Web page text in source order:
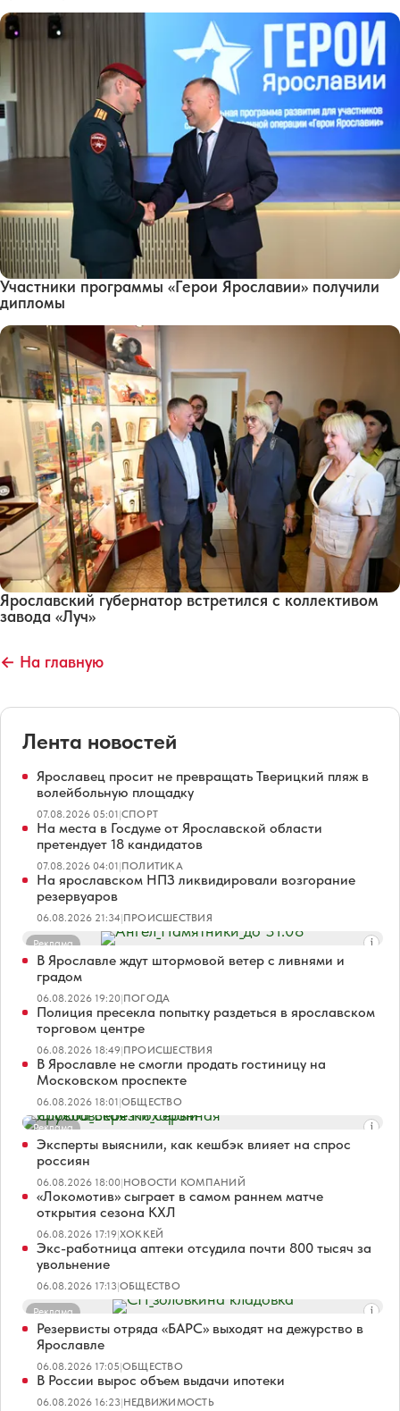
Участники программы «Герои Ярославии» получили
дипломы
Ярославский губернатор встретился с коллективом
завода «Луч»
← На главную
Лента новостей
Ярославец просит не превращать Тверицкий пляж в
волейбольную площадку
07.08.2026 05:01|СПОРТ
На места в Госдуме от Ярославской области
претендует 18 кандидатов
07.08.2026 04:01|ПОЛИТИКА
На ярославском НПЗ ликвидировали возгорание
резервуаров
06.08.2026 21:34|ПРОИСШЕСТВИЯ
Реклама
В Ярославле ждут штормовой ветер с ливнями и
градом
06.08.2026 19:20|ПОГОДА
Полиция пресекла попытку раздеться в ярославском
торговом центре
06.08.2026 18:49|ПРОИСШЕСТВИЯ
В Ярославле не смогли продать гостиницу на
Московском проспекте
06.08.2026 18:01|ОБЩЕСТВО
Реклама
Эксперты выяснили, как кешбэк влияет на спрос
россиян
06.08.2026 18:00|НОВОСТИ КОМПАНИЙ
«Локомотив» сыграет в самом раннем матче
открытия сезона КХЛ
06.08.2026 17:19|ХОККЕЙ
Экс-работница аптеки отсудила почти 800 тысяч за
увольнение
06.08.2026 17:13|ОБЩЕСТВО
Реклама
Резервисты отряда «БАРС» выходят на дежурство в
Ярославле
06.08.2026 17:05|ОБЩЕСТВО
В России вырос объем выдачи ипотеки
06.08.2026 16:23|НЕДВИЖИМОСТЬ